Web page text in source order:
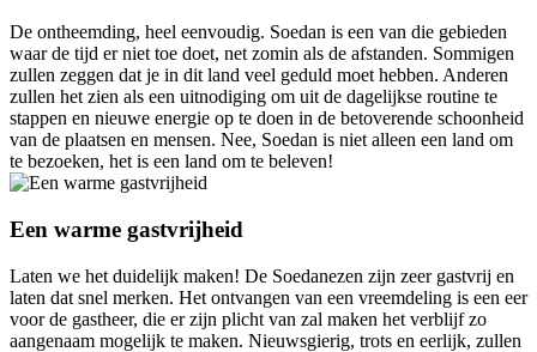
De ontheemding, heel eenvoudig. Soedan is een van die gebieden
waar de tijd er niet toe doet, net zomin als de afstanden. Sommigen
zullen zeggen dat je in dit land veel geduld moet hebben. Anderen
zullen het zien als een uitnodiging om uit de dagelijkse routine te
stappen en nieuwe energie op te doen in de betoverende schoonheid
van de plaatsen en mensen. Nee, Soedan is niet alleen een land om
te bezoeken, het is een land om te beleven!
Een warme gastvrijheid
Laten we het duidelijk maken! De Soedanezen zijn zeer gastvrij en
laten dat snel merken. Het ontvangen van een vreemdeling is een eer
voor de gastheer, die er zijn plicht van zal maken het verblijf zo
aangenaam mogelijk te maken. Nieuwsgierig, trots en eerlijk, zullen